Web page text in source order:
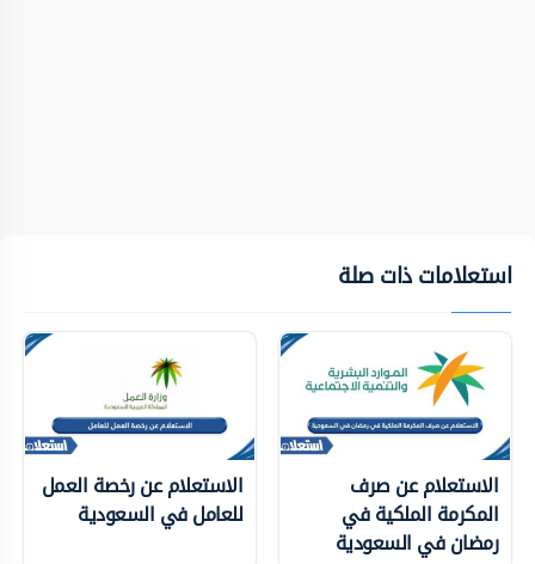
استعلامات ذات صلة
الاستعلام عن صرف
المكرمة الملكية في
رمضان في السعودية
الاستعلام عن رخصة العمل
للعامل في السعودية